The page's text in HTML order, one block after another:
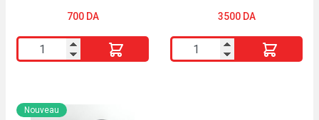
700 DA
quantité
de
Conté
3500 DA
quantité
de
Nouveau